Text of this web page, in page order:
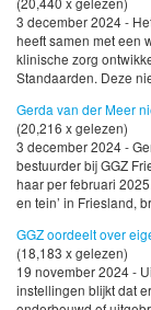
3 december 2024 -
heeft samen met een
klinische zorg
Standaarden. Deze
Gerda van der Meer
(20,216 x gelezen)
3 december 2024 -
bestuurder bij GGZ
haar per februari
en tein’ in Friesland,
GGZ oordeelt over
(18,183 x gelezen)
19 november 2024 -
instellingen blijkt dat